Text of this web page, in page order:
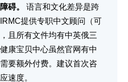
碍。
语言和文化差异是跨
提供专职中文顾问（可
且所有文件均有中英俄三
康宝贝中心虽然官网有中
要额外付费。建议首次咨
速度。